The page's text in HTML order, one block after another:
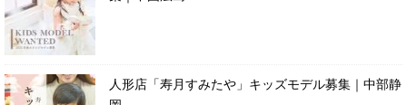
人形店「寿月すみたや」キッズモデル募集｜中部静